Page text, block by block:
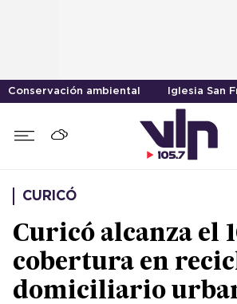
Conservación ambiental Iglesia San
CURICÓ
Curicó alcanza el
cobertura en
domiciliario